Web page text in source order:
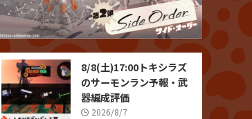
8/8(土)17:00トキシラズ
のサーモンラン予報・武
器編成評価
2026/8/7